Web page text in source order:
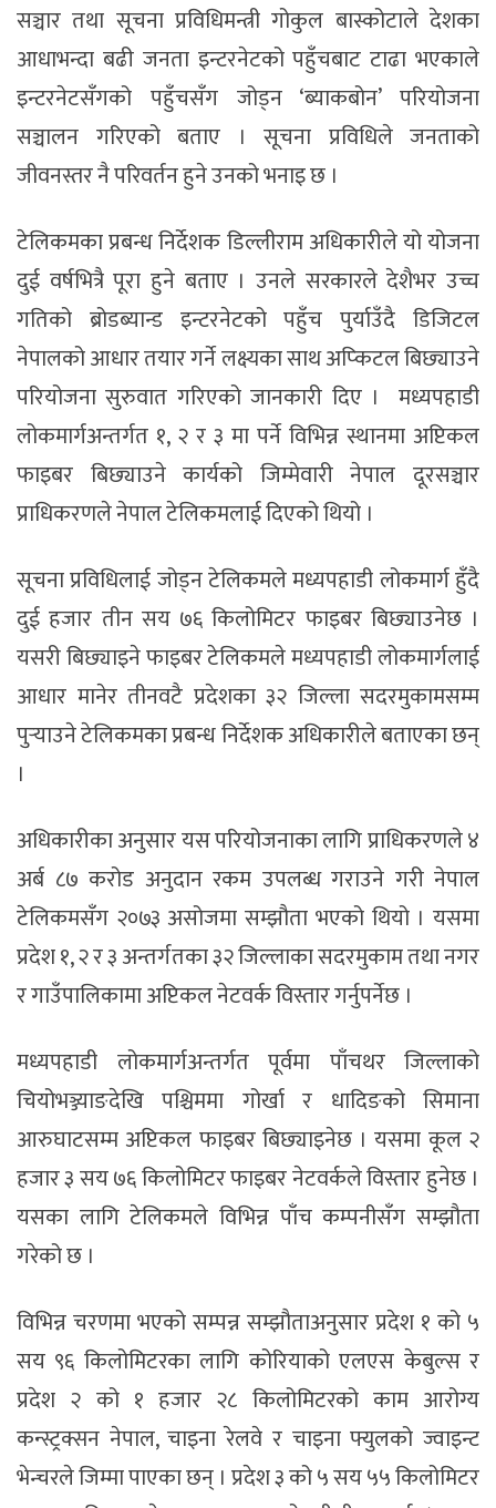
सञ्चार तथा सूचना प्रविधिमन्त्री गोकुल बास्कोटाले देशका
आधाभन्दा बढी जनता इन्टरनेटको पहुँचबाट टाढा भएकाले
इन्टरनेटसँगको पहुँचसँग जोड्न ‘ब्याकबोन’ परियोजना
सञ्चालन गरिएको बताए । सूचना प्रविधिले जनताको
जीवनस्तर नै परिवर्तन हुने उनको भनाइ छ ।
टेलिकमका प्रबन्ध निर्देशक डिल्लीराम अधिकारीले यो योजना
दुई वर्षभित्रै पूरा हुने बताए । उनले सरकारले देशैभर उच्च
गतिको ब्रोडब्यान्ड इन्टरनेटको पहुँच पु‍र्याउँदै डिजिटल
नेपालको आधार तयार गर्ने लक्ष्यका साथ अप्किटल बिछ्याउने
परियोजना सुरुवात गरिएको जानकारी दिए । मध्यपहाडी
लोकमार्गअन्तर्गत १, २ र ३ मा पर्ने विभिन्न स्थानमा अप्टिकल
फाइबर बिछ्याउने कार्यको जिम्मेवारी नेपाल दूरसञ्चार
प्राधिकरणले नेपाल टेलिकमलाई दिएको थियो ।
सूचना प्रविधिलाई जोड्न टेलिकमले मध्यपहाडी लोकमार्ग हुँदै
दुई हजार तीन सय ७६ किलोमिटर फाइबर बिछ्याउनेछ ।
यसरी बिछ्याइने फाइबर टेलिकमले मध्यपहाडी लोकमार्गलाई
आधार मानेर तीनवटै प्रदेशका ३२ जिल्ला सदरमुकामसम्म
पुर्‍याउने टेलिकमका प्रबन्ध निर्देशक अधिकारीले बताएका छन्
।
अधिकारीका अनुसार यस परियोजनाका लागि प्राधिकरणले ४
अर्ब ८७ करोड अनुदान रकम उपलब्ध गराउने गरी नेपाल
टेलिकमसँग २०७३ असोजमा सम्झौता भएको थियो । यसमा
प्रदेश १, २ र ३ अन्तर्गतका ३२ जिल्लाका सदरमुकाम तथा नगर
र गाउँपालिकामा अप्टिकल नेटवर्क विस्तार गर्नुपर्नेछ ।
मध्यपहाडी लोकमार्गअन्तर्गत पूर्वमा पाँचथर जिल्लाको
चियोभञ्ज्याङदेखि पश्चिममा गोर्खा र धादिङको सिमाना
आरुघाटसम्म अप्टिकल फाइबर बिछ्याइनेछ । यसमा कूल २
हजार ३ सय ७६ किलोमिटर फाइबर नेटवर्कले विस्तार हुनेछ ।
यसका लागि टेलिकमले विभिन्न पाँच कम्पनीसँग सम्झौता
गरेको छ ।
विभिन्न चरणमा भएको सम्पन्न सम्झौताअनुसार प्रदेश १ को ५
सय ९६ किलोमिटरका लागि कोरियाको एलएस केबुल्स र
प्रदेश २ को १ हजार २८ किलोमिटरको काम आरोग्य
कन्स्ट्रक्सन नेपाल, चाइना रेलवे र चाइना फ्युलको ज्वाइन्ट
भेन्चरले जिम्मा पाएका छन् । प्रदेश ३ को ५ सय ५५ किलोमिटर